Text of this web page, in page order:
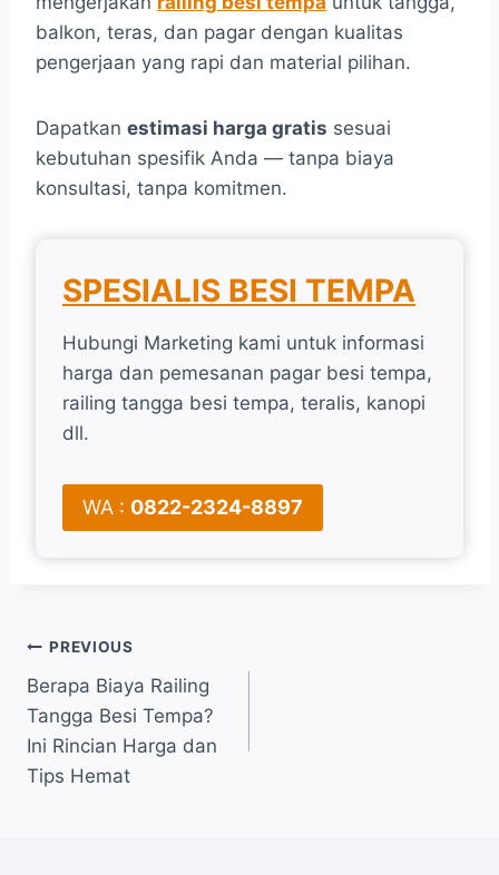
balkon, teras, dan pagar dengan kualitas
pengerjaan yang rapi dan material pilihan.
Dapatkan estimasi harga gratis sesuai
kebutuhan spesifik Anda — tanpa biaya
konsultasi, tanpa komitmen.
SPESIALIS BESI TEMPA
Hubungi Marketing kami untuk informasi
harga dan pemesanan pagar besi tempa,
railing tangga besi tempa, teralis, kanopi
dll.
WA : 0822-2324-8897
Post
navigation
PREVIOUS
Berapa Biaya Railing
Tangga Besi Tempa?
Ini Rincian Harga dan
Tips Hemat